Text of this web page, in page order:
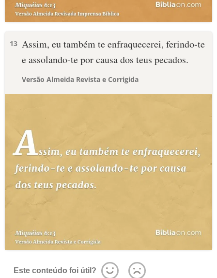
13 Assim, eu também te enfraquecerei, ferindo-te
e assolando-te por causa dos teus pecados.
Versão Almeida Revista e Corrigida
Este conteúdo foi útil?